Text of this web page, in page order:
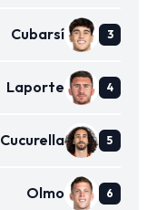
Cubarsí
Laporte
Cucurella
Olmo